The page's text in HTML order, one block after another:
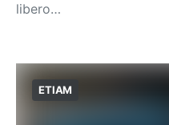
libero…
ETIAM